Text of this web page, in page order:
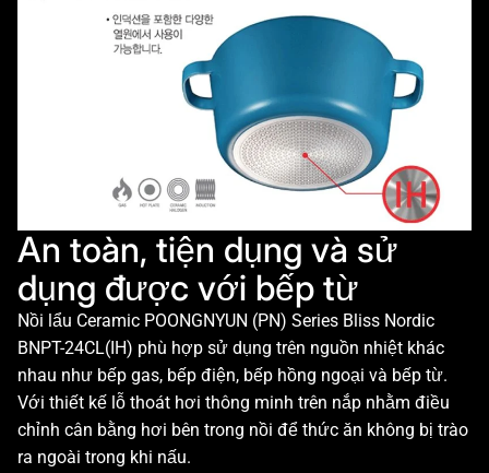
An toàn, tiện dụng và sử
dụng được với bếp từ
Nồi lẩu Ceramic POONGNYUN (PN) Series Bliss Nordic
BNPT-24CL(IH) phù hợp sử dụng trên nguồn nhiệt khác
nhau như bếp gas, bếp điện, bếp hồng ngoại và bếp từ.
Với thiết kế lỗ thoát hơi thông minh trên nắp nhằm điều
chỉnh cân bằng hơi bên trong nồi để thức ăn không bị trào
ra ngoài trong khi nấu.